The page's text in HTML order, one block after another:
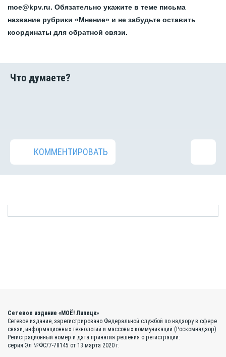
moe@kpv.ru. Обязательно укажите в теме письма
название рубрики «Мнение» и не забудьте оставить
координаты для обратной связи.
КОММЕНТИРОВАТЬ
Сетевое издание «МОЁ! Липецк»
Сетевое издание, зарегистрировано Федеральной службой по надзору в сфере
связи, информационных технологий и массовых коммуникаций (Роскомнадзор).
Регистрационный номер и дата принятия решения о регистрации:
серия Эл №ФС77-78145 от 13 марта 2020 г.